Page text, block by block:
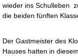
wieder ins Schulleben
die beiden fünften
Der Gastmeister des
Hauses hatten in